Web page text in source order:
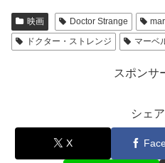
映画 Doctor Strange
ドクター・ストレンジ
マーベ
スポンサ
シェ
X